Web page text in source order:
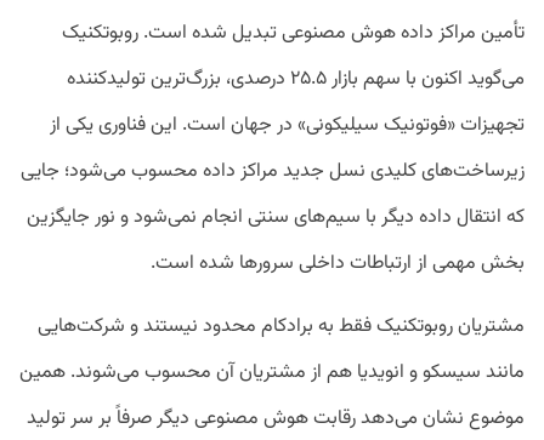
تأمین مراکز داده هوش مصنوعی تبدیل شده است. روبوتکنیک
می‌گوید اکنون با سهم بازار ۲۵.۵ درصدی، بزرگ‌ترین تولیدکننده
تجهیزات «فوتونیک سیلیکونی» در جهان است. این فناوری یکی از
زیرساخت‌های کلیدی نسل جدید مراکز داده محسوب می‌شود؛ جایی
که انتقال داده دیگر با سیم‌های سنتی انجام نمی‌شود و نور جایگزین
بخش مهمی از ارتباطات داخلی سرورها شده است.
مشتریان روبوتکنیک فقط به برادکام محدود نیستند و شرکت‌هایی
مانند سیسکو و انویدیا هم از مشتریان آن محسوب می‌شوند. همین
موضوع نشان می‌دهد رقابت هوش مصنوعی دیگر صرفاً بر سر تولید